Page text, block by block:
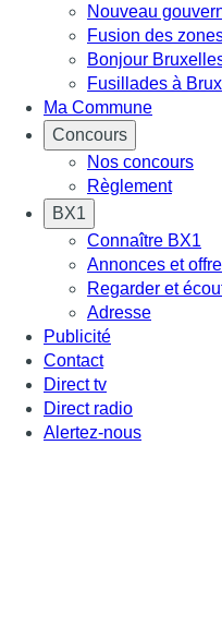
Nouveau
Fusion des
Bonjour
Fusillades à
Ma Commune
Concours
Nos concours
Règlement
BX1
Connaître BX1
Annonces et
Regarder et
Adresse
Publicité
Contact
Direct tv
Direct radio
Alertez-nous